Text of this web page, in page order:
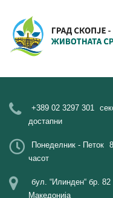
+389 02 3297 301
достапни
Понеделник - Петок
часот
бул. “Илинден“ бр. 82
Македонија